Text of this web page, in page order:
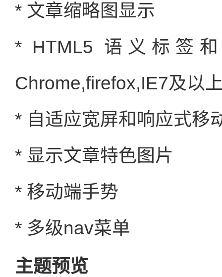
* 文章缩略图显示
* HTML5 语义标签
Chrome,firefox,IE7及以
* 自适应宽屏和响应式移
* 显示文章特色图片
* 移动端手势
* 多级nav菜单
主题预览